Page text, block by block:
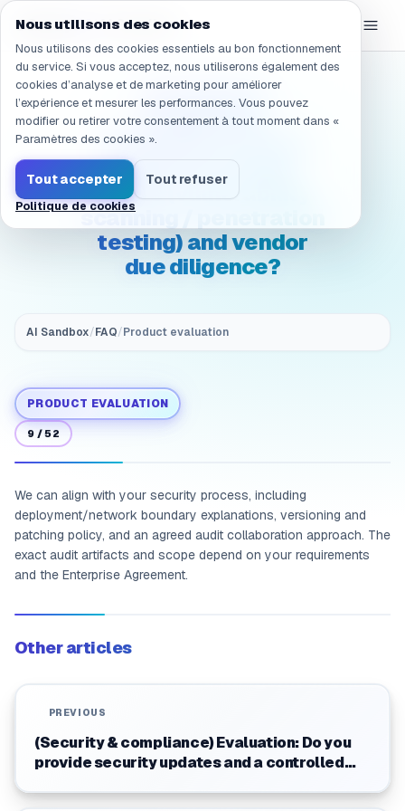
Navigation vers /fr/products/ai-sandbox/faq/
eGroupAI/AI Sandbox
(Security &
compliance)
Evaluation: Can you
support security
audits (vulnerability
scanning / penetration
testing) and vendor
due diligence?
AI Sandbox/FAQ/Product evaluation
PRODUCT EVALUATION
9 /52
We can align with your security process, including
deployment/network boundary explanations, versioning and
patching policy, and an agreed audit collaboration approach. The
exact audit artifacts and scope depend on your requirements
and the Enterprise Agreement.
Other articles
PREVIOUS
(Security & compliance) Evaluation: Do you
provide security updates and a controlled
Nous utilisons des cookies
Nous utilisons des cookies essentiels au bon fonctionnement
du service. Si vous acceptez, nous utiliserons également des
cookies d’analyse et de marketing pour améliorer
l’expérience et mesurer les performances. Vous pouvez
modifier ou retirer votre consentement à tout moment dans «
Paramètres des cookies ».
Tout accepter Tout refuser
Politique de cookies